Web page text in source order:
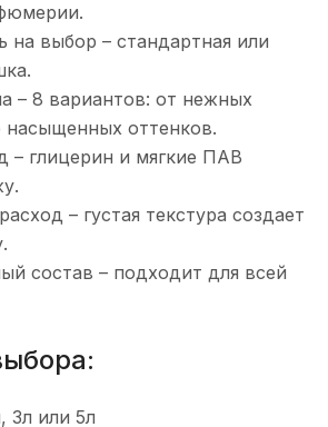
на выбор – стандартная или
– 8 вариантов: от нежных
насыщенных оттенков.
– глицерин и мягкие ПАВ
– густая текстура создает
состав – подходит для всей
3л или 5л